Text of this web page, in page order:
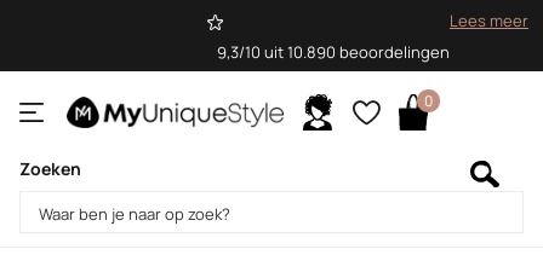
9,3/10 uit 10.890 beoordelingen
Lees meer
Zoeken
0
Homepage
Sale